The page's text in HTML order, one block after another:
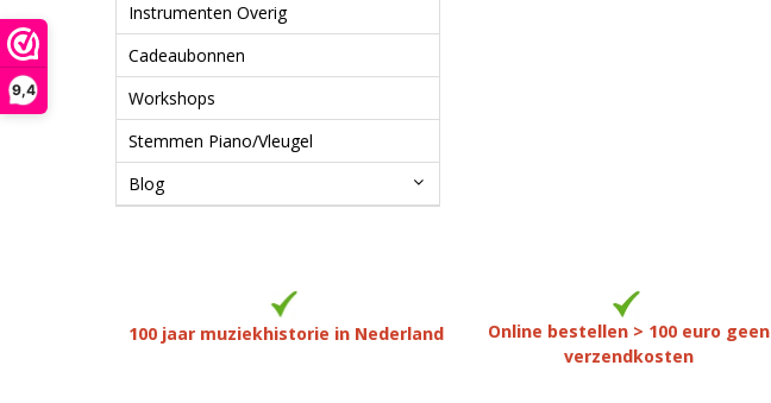
9,4
Instrumenten Overig
Cadeaubonnen
Workshops
Stemmen Piano/Vleugel
Blog
100 jaar muziekhistorie in Nederland
Online bestellen > 100 euro geen
verzendkosten